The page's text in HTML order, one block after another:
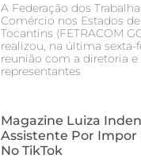
A Federação dos
Comércio nos Estados
Tocantins (FETRACOM
realizou, na última sexta-
reunião com a diretoria e
representantes
Magazine Luiza
Assistente Por Impor
No TikTok